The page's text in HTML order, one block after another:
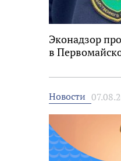
Эконадзор
в
Новости